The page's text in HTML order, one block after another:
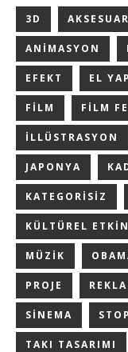
3D AKSESUAR
ANIMASYON
EFEKT EL
FILM FILM
ILLÜSTRASYON
JAPONYA
KATEGORISIZ
KÜLTÜREL
MÜZIK
PROJE
SINEMA
TAKI TASARIMI